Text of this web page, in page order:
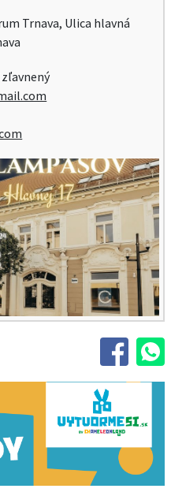
Trnava, Ulica hlavná
zľavnený